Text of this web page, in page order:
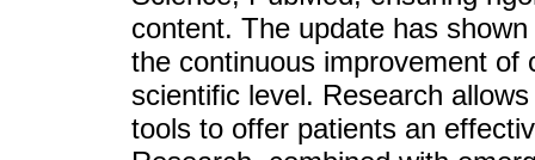
content. The update has
the continuous improvement of
scientific level. Research
tools to offer patients an